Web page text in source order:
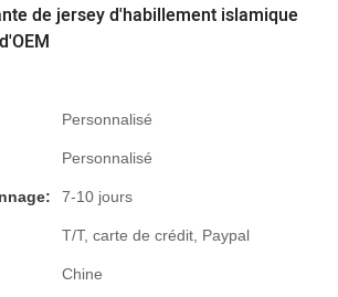
de jersey d'habillement islamique
Personnalisé
Personnalisé
7-10 jours
T/T, carte de crédit, Paypal
Chine